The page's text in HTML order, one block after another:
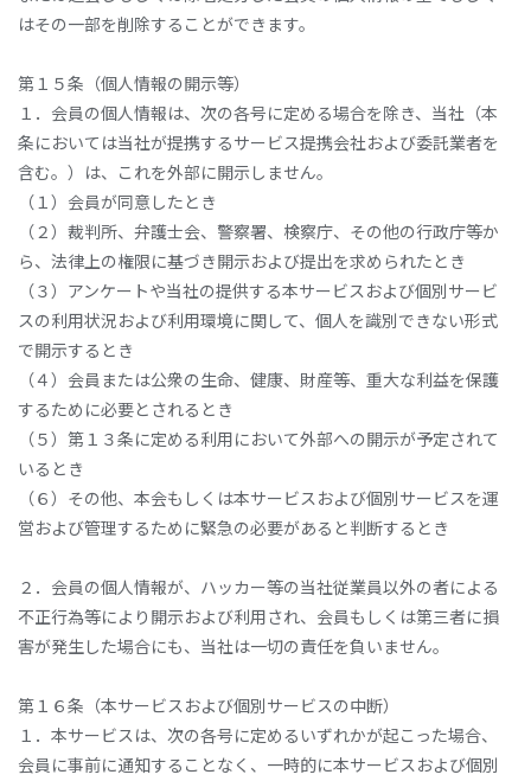
はその一部を削除することができます。
第１５条（個人情報の開示等）
１．会員の個人情報は、次の各号に定める場合を除き、当社（本
条においては当社が提携するサービス提携会社および委託業者を
含む。）は、これを外部に開示しません。
（１）会員が同意したとき
（２）裁判所、弁護士会、警察署、検察庁、その他の行政庁等か
ら、法律上の権限に基づき開示および提出を求められたとき
（３）アンケートや当社の提供する本サービスおよび個別サービ
スの利用状況および利用環境に関して、個人を識別できない形式
で開示するとき
（４）会員または公衆の生命、健康、財産等、重大な利益を保護
するために必要とされるとき
（５）第１３条に定める利用において外部への開示が予定されて
いるとき
（６）その他、本会もしくは本サービスおよび個別サービスを運
営および管理するために緊急の必要があると判断するとき
２．会員の個人情報が、ハッカー等の当社従業員以外の者による
不正行為等により開示および利用され、会員もしくは第三者に損
害が発生した場合にも、当社は一切の責任を負いません。
第１６条（本サービスおよび個別サービスの中断）
１．本サービスは、次の各号に定めるいずれかが起こった場合、
会員に事前に通知することなく、一時的に本サービスおよび個別